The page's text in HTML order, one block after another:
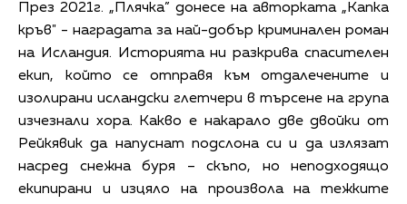
През 2021г. „Плячка” донесе на авторката „Капка
кръв" - наградата за най-добър криминален роман
на Исландия. Историята ни разкрива спасителен
екип, който се отправя към отдалечените и
изолирани исландски глетчери в търсене на група
изчезнали хора. Какво е накарало две двойки от
Рейкявик да напуснат подслона си и да излязат
насред снежна буря – скъпо, но неподходящо
екипирани и изцяло на произвола на тежките